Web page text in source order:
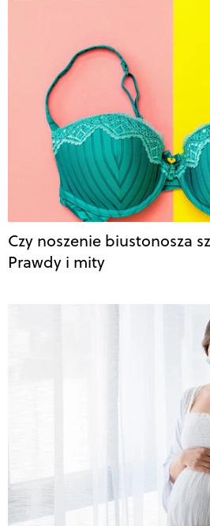
Czy noszenie biustonosza
Prawdy i mity